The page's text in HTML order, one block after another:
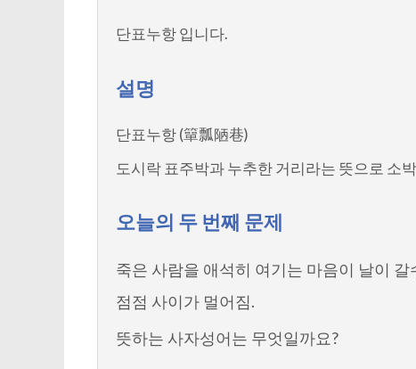
단표누항 입니다.
설명
단표누항 (簞瓢陋巷)
도시락 표주박과 누추한 거리라는 뜻으로 소
오늘의 두 번째 문제
죽은 사람을 애석히 여기는 마음이 날이
점점 사이가 멀어짐.
뜻하는 사자성어는 무엇일까요?